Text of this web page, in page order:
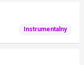
Instrumentalny